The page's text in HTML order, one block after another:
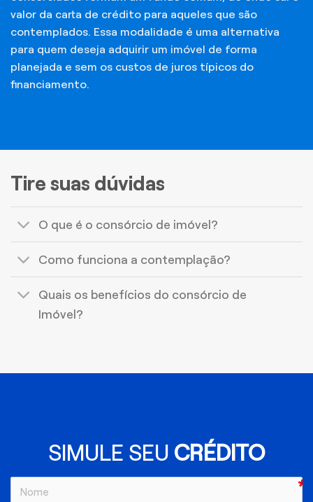
valor da carta de crédito para aqueles que são
contemplados. Essa modalidade é uma alternativa
para quem deseja adquirir um imóvel de forma
planejada e sem os custos de juros típicos do
financiamento.
Tire suas dúvidas
O que é o consórcio de imóvel?
Como funciona a contemplação?
Quais os benefícios do consórcio de
Imóvel?
SIMULE SEU CRÉDITO